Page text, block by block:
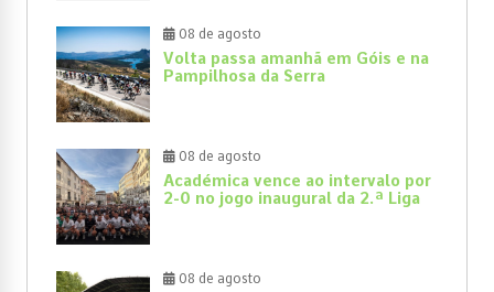
08 de agosto
Volta passa amanhã em Góis e na
Pampilhosa da Serra
08 de agosto
Académica vence ao intervalo por
2-0 no jogo inaugural da 2.ª Liga
08 de agosto